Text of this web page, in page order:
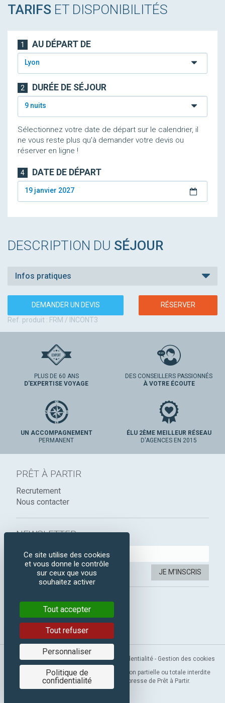
TARIFS ET DISPONIBILITÉS
1 AU DÉPART DE
Lyon
2 DURÉE DE SÉJOUR
9 nuits
Sélectionnez votre date de départ sur le calendrier, il
ne vous reste plus qu'à demander votre devis ou
réserver en ligne !
4 DATE DE DÉPART
19 janvier 2027
DESCRIPTION DU SÉJOUR
Infos pratiques
DEMANDER UN DEVIS
RÉSERVER
Ref. produit : FRM / INCONT3
PLUS DE 60 ANS
D'EXPERTISE VOYAGE
DES CONSEILLERS PASSIONNÉS
À VOTRE ÉCOUTE
UN ACCOMPAGNEMENT
PERMANENT
ÉLU 2ÈME MEILLEUR RÉSEAU
D'AGENCES EN 2015
PRÊT À PARTIR
Recrutement
Nous contacter
NEWSLETTER :
JE M'INSCRIS
SUIVEZ-NOUS :
Facebook
Instagram
Mentions légales-CGV-Politique de confidentialité - Gestion des cookies
Copyright 2019 © Prêt à Partir. Reproduction partielle ou totale interdite
sans l’autorisation préalable et expresse de Prêt à Partir.
Ce site utilise des cookies
et vous donne le contrôle
sur ceux que vous
souhaitez activer
Tout accepter
Tout refuser
Personnaliser
Politique de
confidentialité